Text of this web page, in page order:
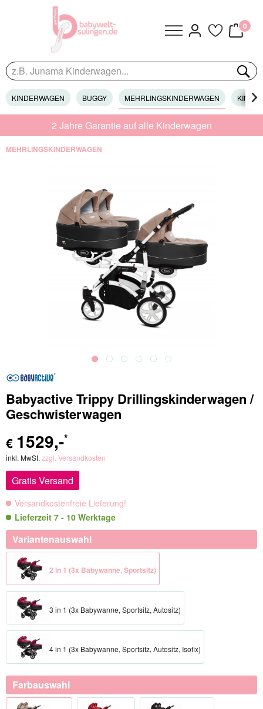
0
KINDERWAGEN BUGGY MEHRLINGSKINDERWAGEN 
2 Jahre Garantie auf alle Kinderwagen
MEHRLINGSKINDERWAGEN
Babyactive Trippy Drillingskinderwagen /
Geschwisterwagen
€ 1529,-*
inkl. MwSt. zzgl. Versandkosten
Gratis Versand
Versandkostenfreie Lieferung!
Lieferzeit 7 - 10 Werktage
Variantenauswahl
2 in 1 (3x Babywanne, Sportsitz)
3 in 1 (3x Babywanne, Sportsitz, Autositz)
4 in 1 (3x Babywanne, Sportsitz, Autositz, Isofix)
Farbauswahl